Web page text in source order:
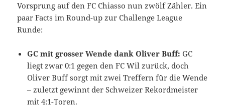
Vorsprung auf den FC Chiasso nun zwölf Zähler. Ein
paar Facts im Round-up zur Challenge League
Runde:
GC mit grosser Wende dank Oliver Buff:GC
liegt zwar 0:1 gegen den FC Wil zurück, doch
Oliver Buff sorgt mit zwei Treffern für die Wende
– zuletzt gewinnt der Schweizer Rekordmeister
mit 4:1-Toren.